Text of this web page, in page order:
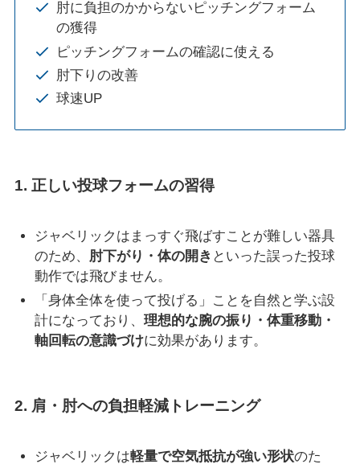
肘に負担のかからないピッチングフォーム
の獲得
ピッチングフォームの確認に使える
肘下りの改善
球速UP
1. 正しい投球フォームの習得
ジャベリックはまっすぐ飛ばすことが難しい器具
のため、 肘下がり・体の開き といった誤った投球
動作では飛びません。
「身体全体を使って投げる」ことを自然と学ぶ設
計になっており、理想的な腕の振り・体重移動・
軸回転の意識づけに効果があります。
2. 肩・肘への負担軽減トレーニング
ジャベリックは軽量で空気抵抗が強い形状のた